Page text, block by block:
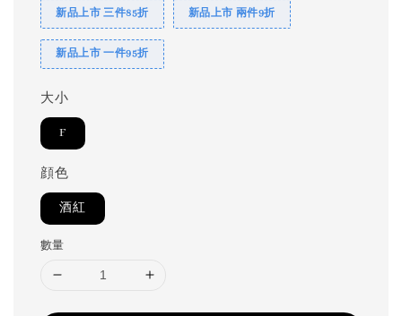
新品上市 三件85折 新品上市 兩件9折
新品上市 一件95折
大小
F
顔色
酒紅
數量